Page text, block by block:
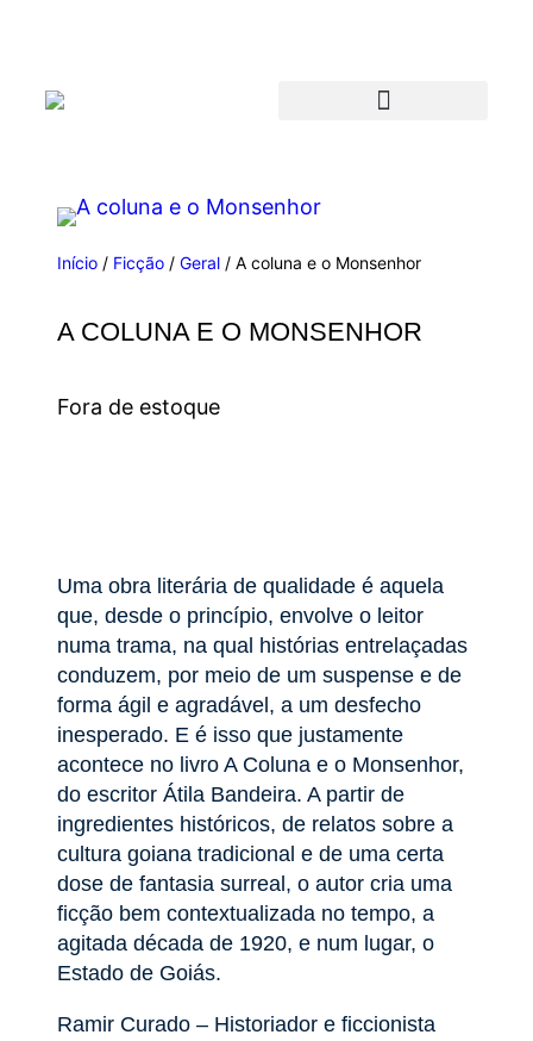
Início / Ficção /Geral / A coluna e o Monsenhor
A COLUNA E O MONSENHOR
Fora de estoque
Uma obra literária de qualidade é aquela
que, desde o princípio, envolve o leitor
numa trama, na qual histórias entrelaçadas
conduzem, por meio de um suspense e de
forma ágil e agradável, a um desfecho
inesperado. E é isso que justamente
acontece no livro A Coluna e o Monsenhor,
do escritor Átila Bandeira. A partir de
ingredientes históricos, de relatos sobre a
cultura goiana tradicional e de uma certa
dose de fantasia surreal, o autor cria uma
ficção bem contextualizada no tempo, a
agitada década de 1920, e num lugar, o
Estado de Goiás.
Ramir Curado – Historiador e ficcionista